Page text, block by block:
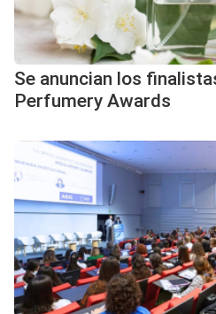
Se anuncian los
Perfumery Awards